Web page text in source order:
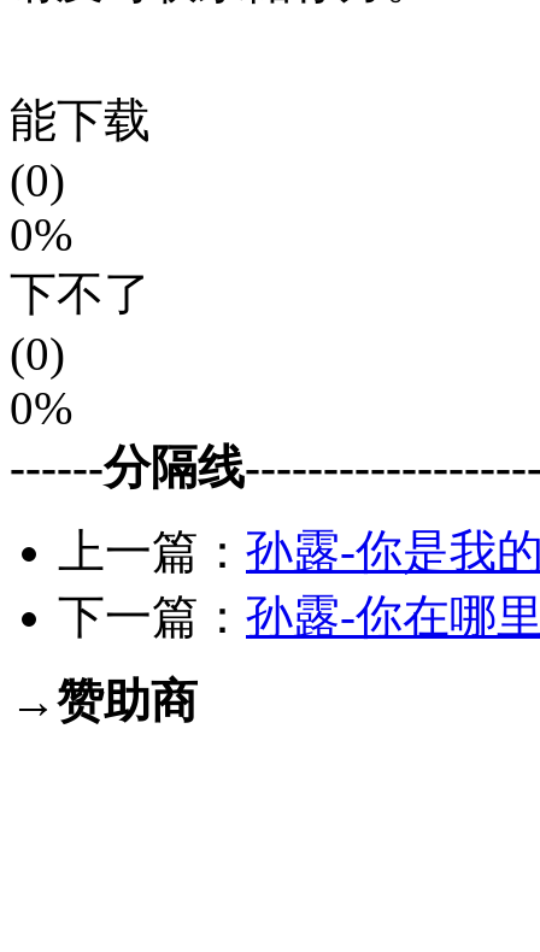
能下载
(0)
0%
下不了
(0)
0%
------分隔线
上一篇： 孙露-你是我
下一篇： 孙露-你在哪
→赞助商